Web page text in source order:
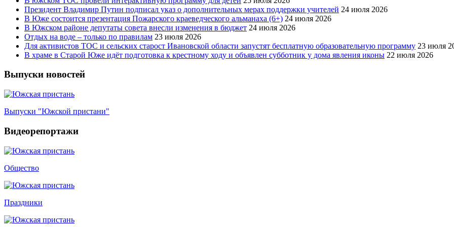
Президент Владимир Путин подписал указ о дополнительных мерах поддержки учителей 24 июля 2026
В Юже состоится презентация Пожарского краеведческого альманаха (6+) 24 июля 2026
В Южском районе депутаты совета внесли изменения в бюджет 24 июля 2026
Отдых на воде – только по правилам 23 июля 2026
Для активистов ТОС и сельских старост Ивановской области запустят бесплатную образовательную программу 23 июля
В храме в Старой Юже идёт подготовка к крестному ходу и объявлен субботник у дома явления иконы 22 июля 2026
Выпуски новостей
Выпуски "Южской пристани"
Видеорепортажи
Общество
Праздники